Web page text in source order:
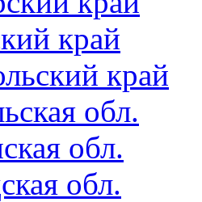
край
край
обл.
обл.
обл.